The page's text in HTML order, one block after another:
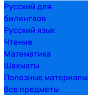
Русский для
билингвов
Русский язык
Чтение
Математика
Шахматы
Полезные материалы
Все предметы